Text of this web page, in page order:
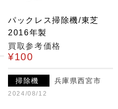
パックレス掃除機/東芝
2016年製
買取参考価格
¥100
掃除機 兵庫県西宮市
2024/08/12